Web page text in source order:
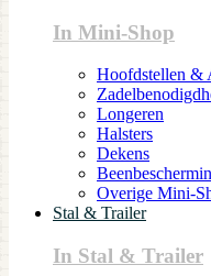
In Mini-Shop
Hoofdstellen &
Longeren
Halsters
Dekens
Overige Mini-
Stal & Trailer
In Stal & Trailer